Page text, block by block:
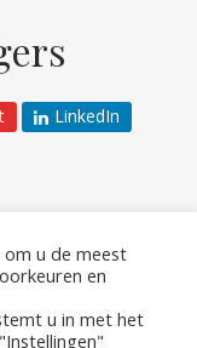
LinkedIn
u de meest
en
u in met het